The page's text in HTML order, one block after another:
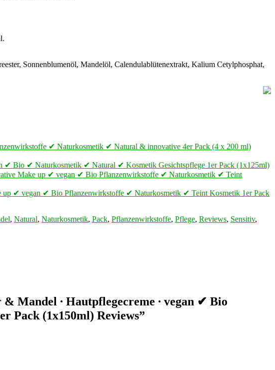
Sonnenblumenöl, Mandelöl, Calendulablütenextrakt, Kalium Cetylphosphat,
✔ Naturkosmetik ✔ Natural & innovative 4er Pack (4 x 200 ml)
✔ Bio ✔ Naturkosmetik ✔ Natural ✔ Kosmetik Gesichtspflege 1er Pack (1x125ml)
Make up ✔ vegan ✔ Bio Pflanzenwirkstoffe ✔ Naturkosmetik ✔ Teint
up ✔ vegan ✔ Bio Pflanzenwirkstoffe ✔ Naturkosmetik ✔ Teint Kosmetik 1er Pack
, Natural, Naturkosmetik, Pack, Pflanzenwirkstoffe, Pflege, Reviews, Sensitiv,
& Mandel ∙ Hautpflegecreme ∙ vegan ✔ Bio
Pack (1x150ml) Reviews”